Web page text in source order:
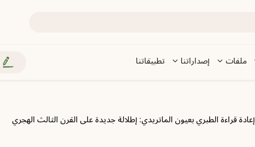
ملفات إصداراتنا تطبيقاتنا
إعادة قراءة الطبري بعيون الماتريدي: إطلالة جديدة على القرن الثالث الهجري